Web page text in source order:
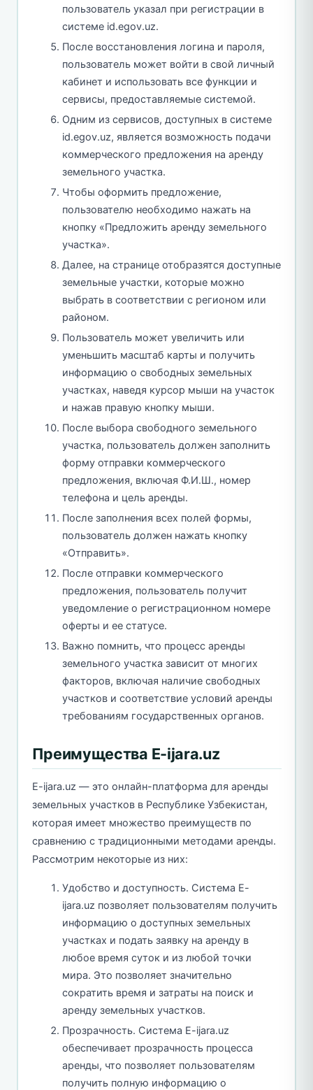
пользователь указал при регистрации в
системе id.egov.uz.
После восстановления логина и пароля,
пользователь может войти в свой личный
кабинет и использовать все функции и
сервисы, предоставляемые системой.
Одним из сервисов, доступных в системе
id.egov.uz, является возможность подачи
коммерческого предложения на аренду
земельного участка.
Чтобы оформить предложение,
пользователю необходимо нажать на
кнопку «Предложить аренду земельного
участка».
Далее, на странице отобразятся доступные
земельные участки, которые можно
выбрать в соответствии с регионом или
районом.
Пользователь может увеличить или
уменьшить масштаб карты и получить
информацию о свободных земельных
участках, наведя курсор мыши на участок
и нажав правую кнопку мыши.
После выбора свободного земельного
участка, пользователь должен заполнить
форму отправки коммерческого
предложения, включая Ф.И.Ш., номер
телефона и цель аренды.
После заполнения всех полей формы,
пользователь должен нажать кнопку
«Отправить».
После отправки коммерческого
предложения, пользователь получит
уведомление о регистрационном номере
оферты и ее статусе.
Важно помнить, что процесс аренды
земельного участка зависит от многих
факторов, включая наличие свободных
участков и соответствие условий аренды
требованиям государственных органов.
Преимущества E-ijara.uz
E-ijara.uz — это онлайн-платформа для аренды
земельных участков в Республике Узбекистан,
которая имеет множество преимуществ по
сравнению с традиционными методами аренды.
Рассмотрим некоторые из них:
Удобство и доступность. Система E-
ijara.uz позволяет пользователям получить
информацию о доступных земельных
участках и подать заявку на аренду в
любое время суток и из любой точки
мира. Это позволяет значительно
сократить время и затраты на поиск и
аренду земельных участков.
Прозрачность. Система E-ijara.uz
обеспечивает прозрачность процесса
аренды, что позволяет пользователям
получить полную информацию о